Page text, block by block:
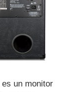
es un monitor